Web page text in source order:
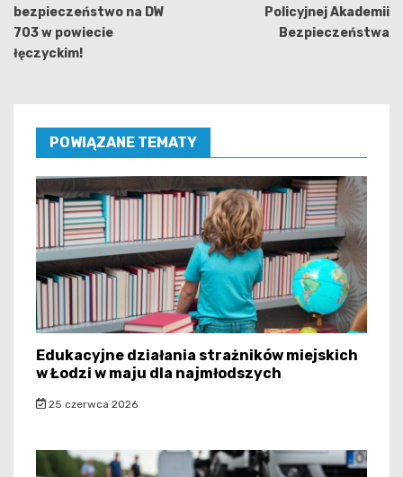
bezpieczeństwo na DW
703 w powiecie
łęczyckim!
Policyjnej Akademii
Bezpieczeństwa‍️‍️
POWIĄZANE TEMATY
Edukacyjne działania strażników miejskich
w Łodzi w maju dla najmłodszych
25 czerwca 2026